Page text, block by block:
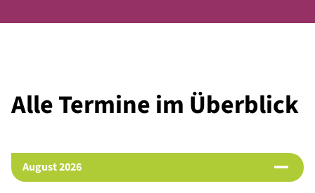
Herbert Tabler/Altin Zhegrova(Sport)
Weitere Themenbereiche können ergänzt werden.
Institutionelle Mitglieder des Beirats:
- Botanischer Obstgarten Heilbronn (Förderverein
Alle Termine im Überblick
August 2026